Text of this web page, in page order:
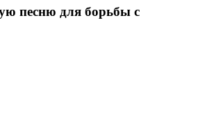
песню для борьбы с